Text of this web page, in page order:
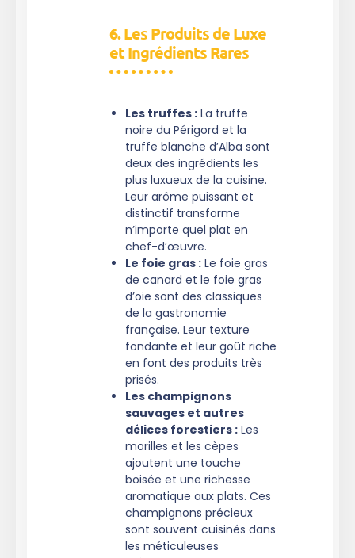
6. Les Produits de Luxe
et Ingrédients Rares
Les truffes : La truffe
noire du Périgord et la
truffe blanche d’Alba sont
deux des ingrédients les
plus luxueux de la cuisine.
Leur arôme puissant et
distinctif transforme
n’importe quel plat en
chef-d’œuvre.
Le foie gras : Le foie gras
de canard et le foie gras
d’oie sont des classiques
de la gastronomie
française. Leur texture
fondante et leur goût riche
en font des produits très
prisés.
Les champignons
sauvages et autres
délices forestiers : Les
morilles et les cèpes
ajoutent une touche
boisée et une richesse
aromatique aux plats. Ces
champignons précieux
sont souvent cuisinés dans
les méticuleuses